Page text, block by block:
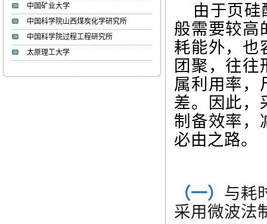
张文睿
张 文 睿 1986年，博士、副
教授、硕士生...
周海峰
中国矿业大学
中国科学院山西煤炭化学研究所
中国科学院过程工程研究所
太原理工大学
由于页
般需要较高
耗能外，也
团聚，往往
属利用率，
差。因此，
制备效率，
必由之路。
（一） 与耗
采用微波法